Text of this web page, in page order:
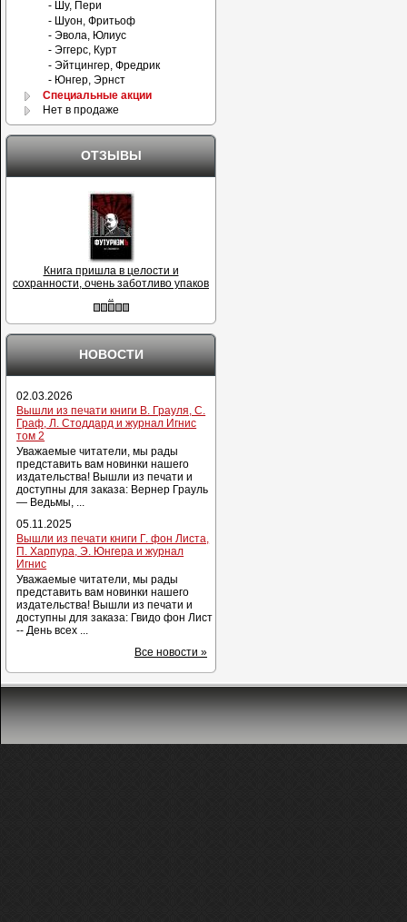
- Шу, Пери
- Шуон, Фритьоф
- Эвола, Юлиус
- Эггерс, Курт
- Эйтцингер, Фредрик
- Юнгер, Эрнст
Специальные акции
Нет в продаже
ОТЗЫВЫ
Книга пришла в целости и
сохранности, очень заботливо упаков
..
НОВОСТИ
02.03.2026
Вышли из печати книги В. Грауля, С.
Граф, Л. Стоддард и журнал Игнис
том 2
Уважаемые читатели, мы рады
представить вам новинки нашего
издательства! Вышли из печати и
доступны для заказа: Вернер Грауль
— Ведьмы, ...
05.11.2025
Вышли из печати книги Г. фон Листа,
П. Харпура, Э. Юнгера и журнал
Игнис
Уважаемые читатели, мы рады
представить вам новинки нашего
издательства! Вышли из печати и
доступны для заказа: Гвидо фон Лист
-- День всех ...
Все новости »